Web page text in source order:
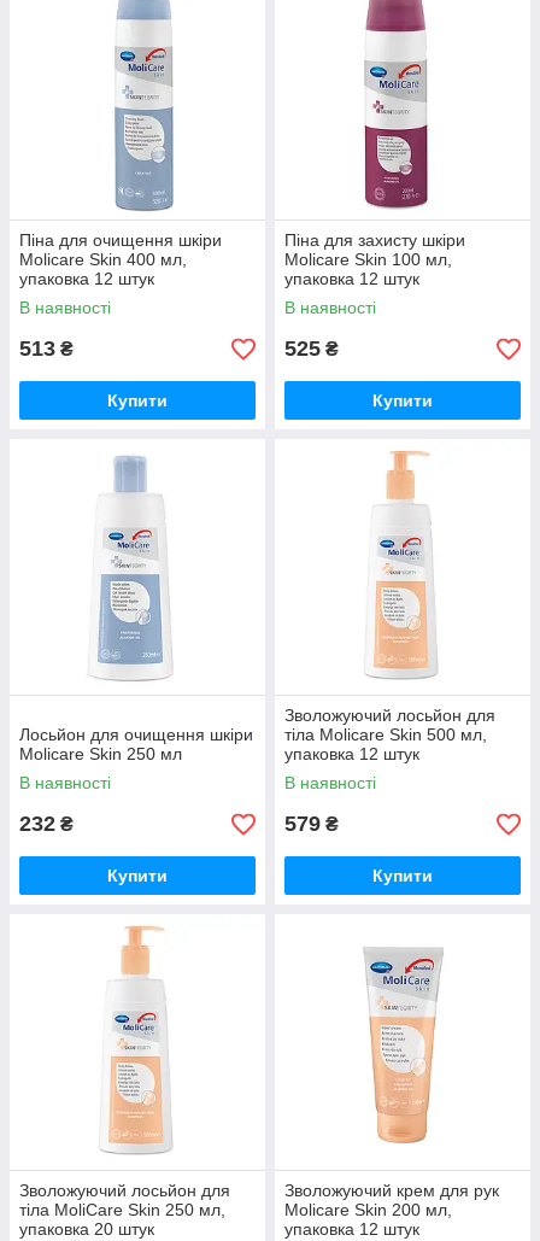
Піна для очищення шкіри
Molicare Skin 400 мл,
упаковка 12 штук
В наявності
513 ₴
Купити
Піна для захисту шкіри
Molicare Skin 100 мл,
упаковка 12 штук
В наявності
525 ₴
Купити
Лосьйон для очищення шкіри
Molicare Skin 250 мл
В наявності
232 ₴
Купити
Зволожуючий лосьйон для
тіла Molicare Skin 500 мл,
упаковка 12 штук
В наявності
579 ₴
Купити
Зволожуючий лосьйон для
тіла MoliCare Skin 250 мл,
упаковка 20 штук
Зволожуючий крем для рук
Molicare Skin 200 мл,
упаковка 12 штук